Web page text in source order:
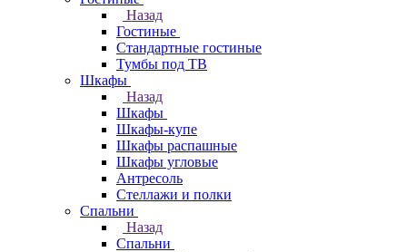
Назад
Гостиные
Стандартные гостиные
Тумбы под ТВ
Шкафы
Назад
Шкафы
Шкафы-купе
Шкафы распашные
Шкафы угловые
Антресоль
Стеллажи и полки
Спальни
Назад
Спальни